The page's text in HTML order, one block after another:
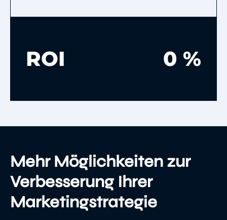
ROI 0 %
Mehr Möglichkeiten zur
Verbesserung Ihrer
Marketingstrategie